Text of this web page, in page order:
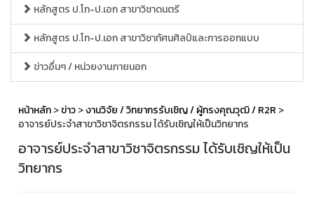
หลักสูตร ป.โท-ป.เอก สาขาวิชาดนตรี
หลักสูตร ป.โท-ป.เอก สาขาวิชาทัศนศิลป์และการออกแบบ
ข่าวอื่นๆ / หน่วยงานภายนอก
หน้าหลัก>ข่าว>งานวิจัย / วิทยากรรับเชิญ / ผู้ทรงคุณวุฒิ / R2R >
อาจารย์ประจำสาขาวิชาจิตรกรรม ได้รับเชิญให้เป็นวิทยากร
อาจารย์ประจำสาขาวิชาจิตรกรรม ได้รับเชิญให้เป็น
วิทยากร